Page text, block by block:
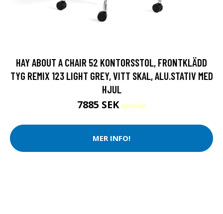
HAY ABOUT A CHAIR 52 KONTORSSTOL, FRONTKLÄDD
TYG REMIX 123 LIGHT GREY, VITT SKAL, ALU.STATIV MED
HJUL
7885 SEK8299 SEK
MER INFO!